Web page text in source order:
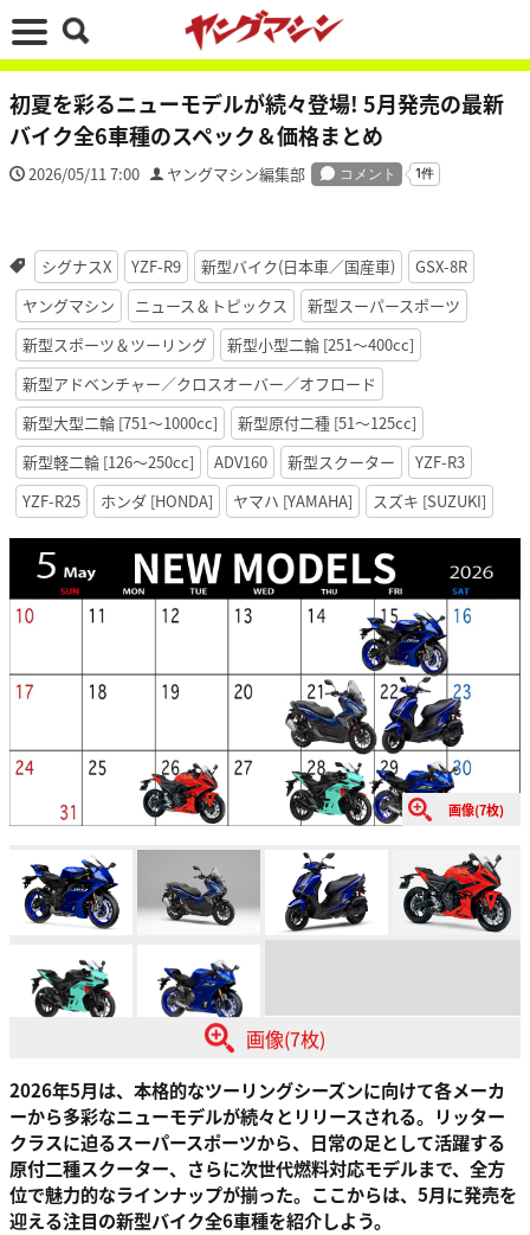
初夏を彩るニューモデルが続々登場! 5月発売の最新
バイク全6車種のスペック＆価格まとめ
2026/05/11 7:00 ヤングマシン編集部
シグナスX YZF-R9 新型バイク(日本車／国産車)
GSX-8R
ヤングマシン
ニュース＆トピックス
新型スーパースポーツ
新型スポーツ＆ツーリング
新型小型二輪 [251〜400cc]
新型アドベンチャー／クロスオーバー／オフロード
新型大型二輪 [751〜1000cc]
新型原付二種 [51〜125cc]
新型軽二輪 [126〜250cc]
ADV160 新型スクーター
YZF-R3
YZF-R25
ホンダ [HONDA] ヤマハ [YAMAHA] スズキ [SUZUKI]
画像(7枚)
画像(7枚)
2026年5月は、本格的なツーリングシーズンに向けて各メーカ
ーから多彩なニューモデルが続々とリリースされる。リッター
クラスに迫るスーパースポーツから、日常の足として活躍する
原付二種スクーター、さらに次世代燃料対応モデルまで、全方
位で魅力的なラインナップが揃った。ここからは、5月に発売を
迎える注目の新型バイク全6車種を紹介しよう。